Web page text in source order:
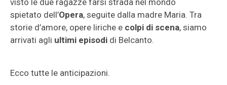
visto le due ragazze farsi strada nel mondo
spietato dell’Opera, seguite dalla madre Maria. Tra
storie d’amore, opere liriche e colpi di scena, siamo
arrivati agli ultimi episodi di Belcanto.
Ecco tutte le anticipazioni.